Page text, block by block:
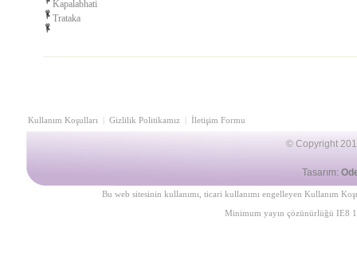
Kullanım Koşulları | Gizlilik Politikamız | İletişim Formu
©Copyright
Tasarım:
Kapalabhati
Trataka
Bu web sitesinin kullanımı, ticari kullanımı engelleyen Kullanım
Minimum yayın çözünürlüğü IE8